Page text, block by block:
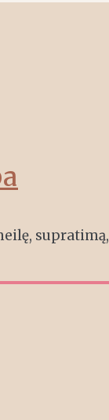
supratimą,